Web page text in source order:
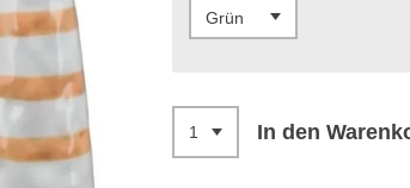
In den